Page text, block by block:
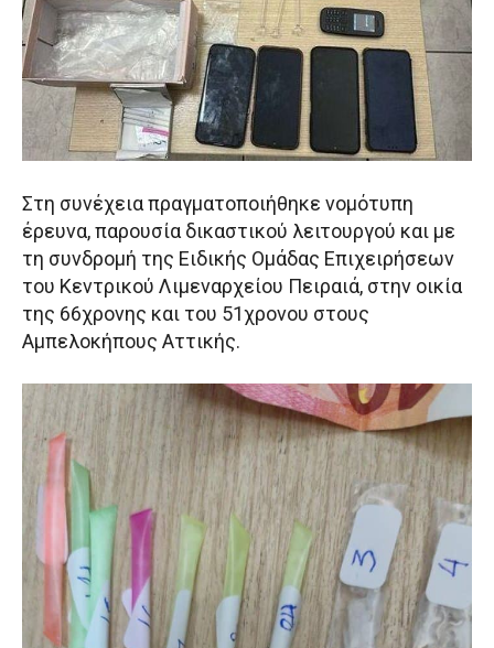
Στη συνέχεια πραγματοποιήθηκε νομότυπη
έρευνα, παρουσία δικαστικού λειτουργού και με
τη συνδρομή της Ειδικής Ομάδας Επιχειρήσεων
του Κεντρικού Λιμεναρχείου Πειραιά, στην οικία
της 66χρονης και του 51χρονου στους
Αμπελοκήπους Αττικής.